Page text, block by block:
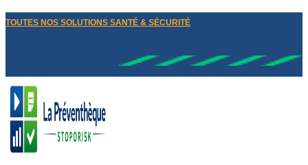
TOUTES NOS SOLUTIONS SANTÉ & SÉCURITÉ